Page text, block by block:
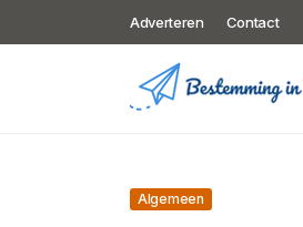
Adverteren Contact
Algemeen